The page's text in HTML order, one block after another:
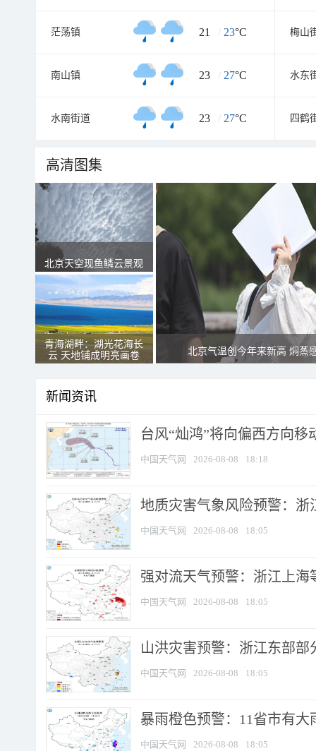
茫荡镇 21 / 23°C 梅山
南山镇 23 / 27°C 水东
水南街道 23 / 27°C 四鹤
高清图集
北京天空现鱼鳞云景观
青海湖畔：湖光花海长
云 天地铺成明亮画卷
北京气温创今年来新高 焖蒸
新闻资讯
台风“灿鸿”将向偏西方向移
中国天气网 2026-08-08 18:18
地质灾害气象风险预警：
中国天气网 2026-08-08 18:05
强对流天气预警：浙江上海
中国天气网 2026-08-08 18:05
山洪灾害预警：浙江东部
中国天气网 2026-08-08 18:05
暴雨橙色预警：11省市有
中国天气网 2026-08-08 18:05